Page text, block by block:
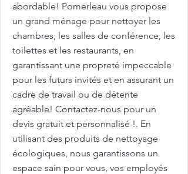
abordable! Pomerleau vous propose
un grand ménage pour nettoyer les
chambres, les salles de conférence, les
toilettes et les restaurants, en
garantissant une propreté impeccable
pour les futurs invités et en assurant un
cadre de travail ou de détente
agréable! Contactez-nous pour un
devis gratuit et personnalisé !. En
utilisant des produits de nettoyage
écologiques, nous garantissons un
espace sain pour vous, vos employés